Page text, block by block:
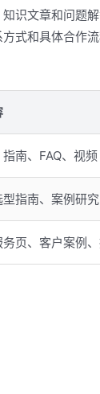
识文章和问题
式和具体合作
南、FAQ、视频
型指南、案例研究
页、客户案例